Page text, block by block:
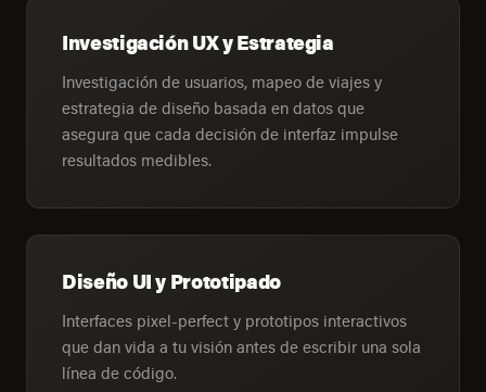
Investigación UX y Estrategia
Investigación de usuarios, mapeo de viajes y
estrategia de diseño basada en datos que
asegura que cada decisión de interfaz impulse
resultados medibles.
Diseño UI y Prototipado
Interfaces pixel-perfect y prototipos interactivos
que dan vida a tu visión antes de escribir una sola
línea de código.